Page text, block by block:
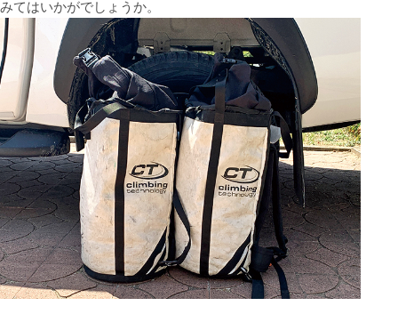
みてはいかがでしょうか。